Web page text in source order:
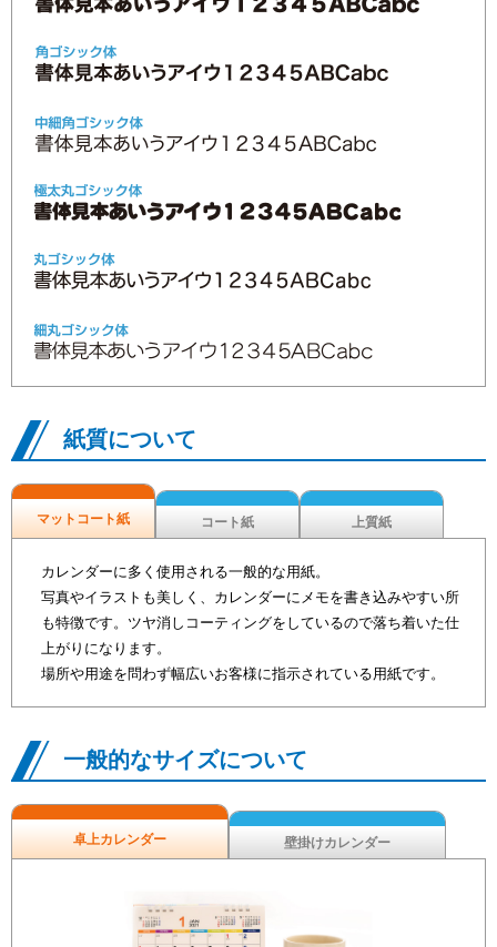
紙質について
マットコート紙 コート紙 上質紙
カレンダーに多く使用される一般的な用紙。
写真やイラストも美しく、カレンダーにメモを書き込みやすい所
も特徴です。ツヤ消しコーティングをしているので落ち着いた仕
上がりになります。
場所や用途を問わず幅広いお客様に指示されている用紙です。
一般的なサイズについて
卓上カレンダー 壁掛けカレンダー